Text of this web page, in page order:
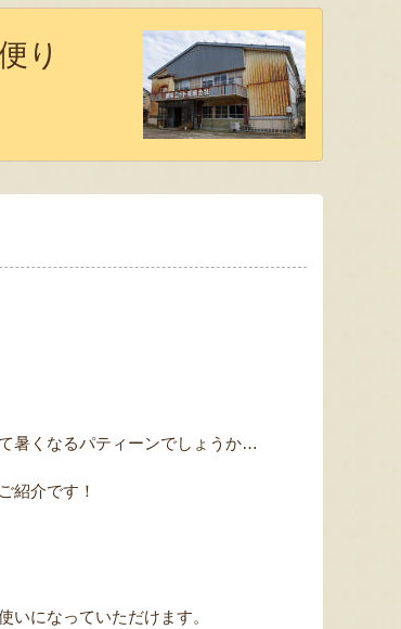
り
暑くなるパティーンでしょうか…
紹介です！
いになっていただけます。